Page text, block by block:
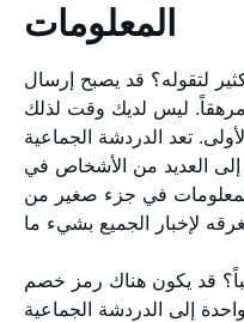
المعلومات
لتقوله؟ قد يصبح إرسال
مرهقاً. ليس لديك وقت لذلك
تعد الدردشة الجماعية
العديد من الأشخاص في
في جزء صغير من
قد يكون هناك رمز خصم
إلى الدردشة الجماعية